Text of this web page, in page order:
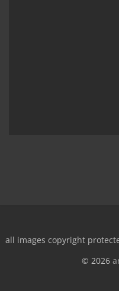
all images copyright
© 2026